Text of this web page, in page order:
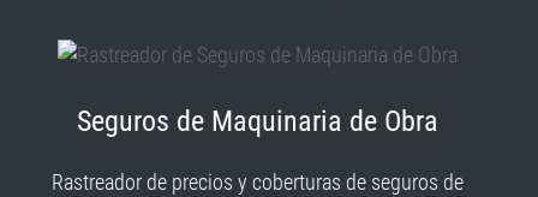
Seguros de Maquinaria de Obra
Rastreador de precios y coberturas de seguros de